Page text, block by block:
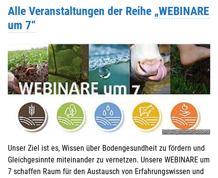
Alle Veranstaltungen der Reihe „WEBINARE
um 7“
© IG gesunder Boden
Unser Ziel ist es, Wissen über Bodengesundheit zu fördern und
Gleichgesinnte miteinander zu vernetzen. Unsere WEBINARE um
7 schaffen Raum für den Austausch von Erfahrungswissen und